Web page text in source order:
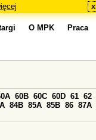
x
O MPK Praca
60B 60C 60D 61 62
84B 85A 85B 86 87A